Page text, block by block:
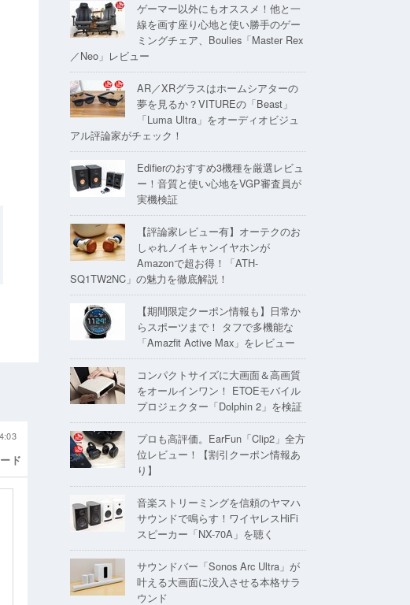
ゲーマー以外にもオススメ！他と一
線を画す座り心地と使い勝手のゲー
ミングチェア、Boulies「Master Rex
／Neo」レビュー
AR／XRグラスはホームシアターの
夢を見るか？VITUREの「Beast」
「Luma Ultra」をオーディオビジュ
アル評論家がチェック！
Edifierのおすすめ3機種を厳選レビュ
ー！音質と使い心地をVGP審査員が
実機検証
【評論家レビュー有】オーテクのお
しゃれノイキャンイヤホンが
Amazonで超お得！「ATH-
SQ1TW2NC」の魅力を徹底解説！
【期間限定クーポン情報も】日常か
らスポーツまで！ タフで多機能な
「Amazfit Active Max」をレビュー
コンパクトサイズに大画面＆高画質
をオールインワン！ ETOEモバイル
プロジェクター「Dolphin 2」を検証
プロも高評価。EarFun「Clip2」全方
位レビュー！【割引クーポン情報あ
り】
音楽ストリーミングを信頼のヤマハ
サウンドで鳴らす！ワイヤレスHiFi
スピーカー「NX-70A」を聴く
サウンドバー「Sonos Arc Ultra」が
叶える大画面に没入させる本格サラ
ウンド